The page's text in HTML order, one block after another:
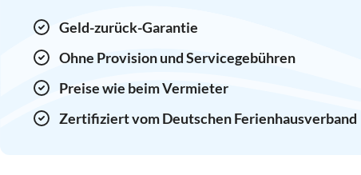
Geld-zurück-Garantie
Ohne Provision und Servicegebühren
Preise wie beim Vermieter
Zertifiziert vom Deutschen Ferienhausverband